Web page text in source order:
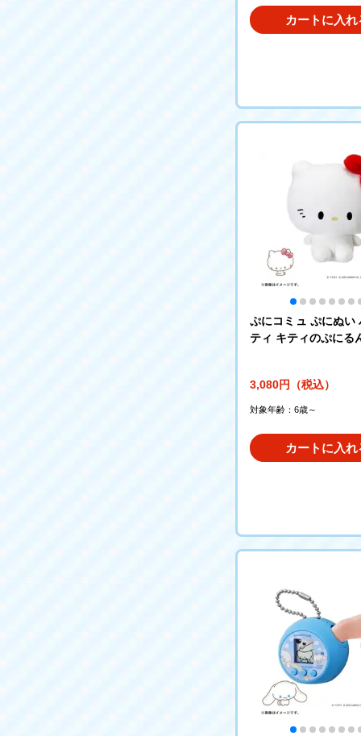
カートに入れ
ぷにコミュ ぷにぬい
ティ キティのぷにる
3,080円（税込）
対象年齢：6歳～
カートに入れ